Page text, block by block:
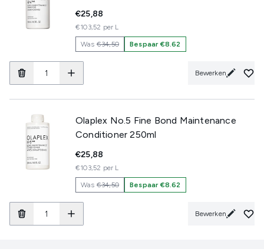
€25,88
€103,52 per L
Was€34,50 Bespaar €8.62
Bewerken
Olaplex No.5 Fine Bond Maintenance
Conditioner 250ml
€25,88
€103,52 per L
Was€34,50 Bespaar €8.62
Bewerken